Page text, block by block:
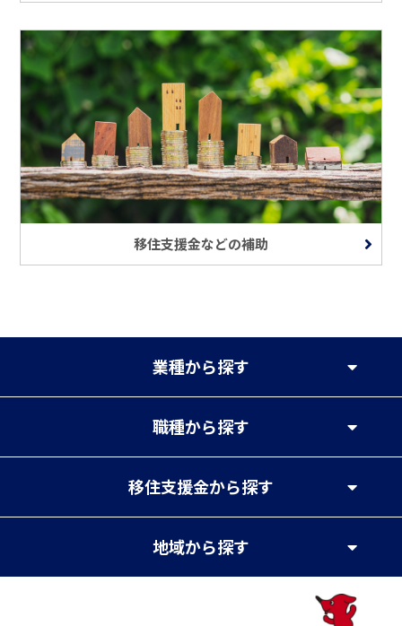
移住支援金などの補助
業種から探す
職種から探す
移住支援金から探す
地域から探す